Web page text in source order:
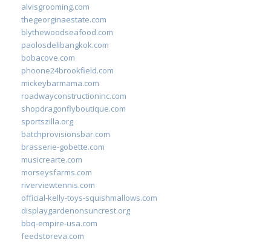
alvisgrooming.com
thegeorginaestate.com
blythewoodseafood.com
paolosdelibangkok.com
bobacove.com
phoone24brookfield.com
mickeybarmama.com
roadwayconstructioninc.com
shopdragonflyboutique.com
sportszilla.org
batchprovisionsbar.com
brasserie-gobette.com
musicrearte.com
morseysfarms.com
riverviewtennis.com
official-kelly-toys-squishmallows.com
displaygardenonsuncrest.org
bbq-empire-usa.com
feedstoreva.com